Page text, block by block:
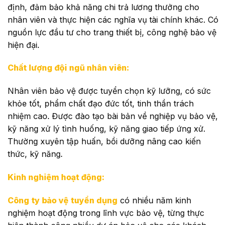
định, đảm bảo khả năng chi trả lương thưởng cho
nhân viên và thực hiện các nghĩa vụ tài chính khác. Có
nguồn lực đầu tư cho trang thiết bị, công nghệ bảo vệ
hiện đại.
Chất lượng đội ngũ nhân viên:
Nhân viên bảo vệ được tuyển chọn kỹ lưỡng, có sức
khỏe tốt, phẩm chất đạo đức tốt, tinh thần trách
nhiệm cao. Được đào tạo bài bản về nghiệp vụ bảo vệ,
kỹ năng xử lý tình huống, kỹ năng giao tiếp ứng xử.
Thường xuyên tập huấn, bồi dưỡng nâng cao kiến
thức, kỹ năng.
Kinh nghiệm hoạt động:
Công ty bảo vệ tuyển dụng có nhiều năm kinh
nghiệm hoạt động trong lĩnh vực bảo vệ, từng thực